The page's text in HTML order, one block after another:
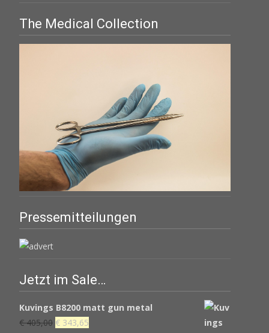
The Medical Collection
Pressemitteilungen
Jetzt im Sale…
Kuvings B8200 matt gun metal
€405,00 Ursprünglicher
€ 343,65